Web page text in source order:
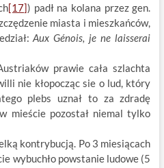
[17]) padł na kolana przez gen.
miasta i mieszkańców,
Aux Génois, je ne laisserai
prawie cała szlachta
nie kłopocząc sie o lud, który
plebs uznał to za zdradę
mieście pozostał niemal tylko
kontrybucją. Po 3 miesiącach
wybuchło powstanie ludowe (5